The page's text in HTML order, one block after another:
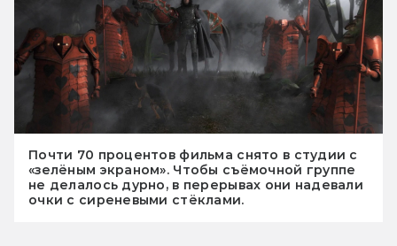
Почти 70 процентов фильма снято в студии с
«зелёным экраном». Чтобы съёмочной группе
не делалось дурно, в перерывах они надевали
очки с сиреневыми стёклами.